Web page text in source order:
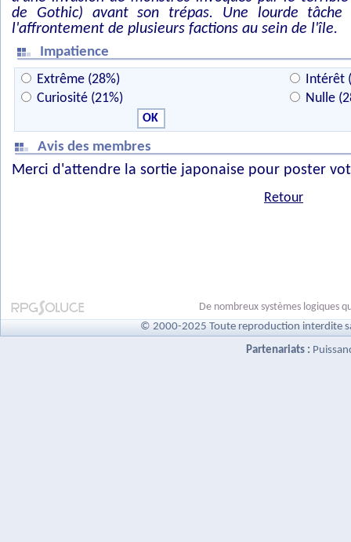
de Gothic) avant son trépas. Une lourde
l'affrontement de plusieurs factions au sein de l'île.
Impatience
Extrême (28%)
Intérêt
Curiosité (21%)
Nulle
Avis des membres
Merci d'attendre la sortie japonaise pour poster
Retour
De nombreux systèmes logiques
© 2000-2025 Toute reproduction interdite
Partenariats :